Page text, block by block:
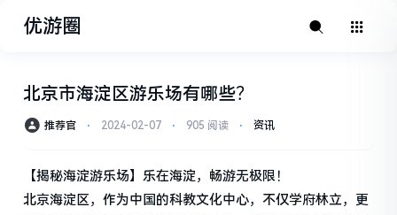
优游圈
北京市海淀区游乐场有哪些？
推荐官 ⋅ 2024-02-07 ⋅ 905 阅读 ⋅ 资讯
【揭秘海淀游乐场】乐在海淀，畅游无极限！
北京海淀区，作为中国的科教文化中心，不仅学府林立，更